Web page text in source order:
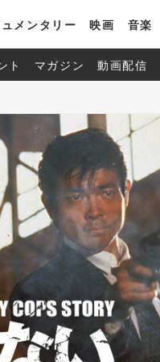
メンタリー 映画 音楽
ト マガジン 動画配信